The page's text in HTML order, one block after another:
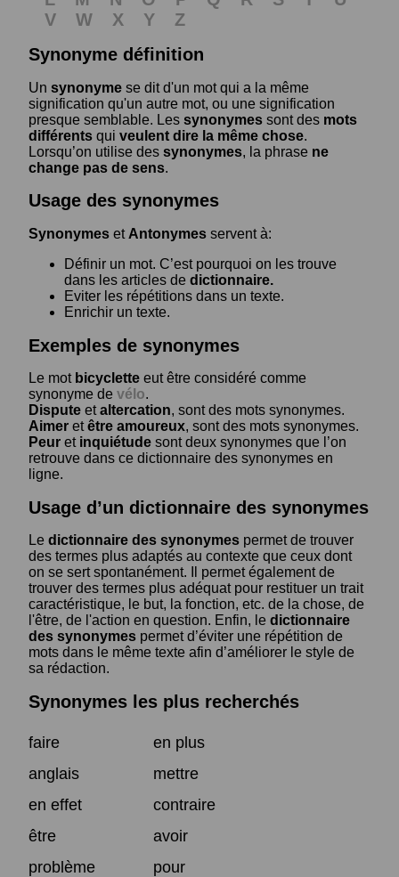
V
W X Y
Z
Synonyme définition
Un synonyme se dit d'un mot qui a la même
signification qu'un autre mot, ou une signification
presque semblable. Les synonymes sont des mots
différents qui veulent dire la même chose.
Lorsqu’on utilise des synonymes, la phrase ne
change pas de sens.
Usage des synonymes
Synonymes et Antonymes servent à:
Définir un mot. C’est pourquoi on les trouve
dans les articles de dictionnaire.
Eviter les répétitions dans un texte.
Enrichir un texte.
Exemples de synonymes
Le mot bicyclette eut être considéré comme
synonyme de vélo.
Dispute etaltercation, sont des mots synonymes.
Aimer etêtre amoureux, sont des mots synonymes.
Peur et inquiétude sont deux synonymes que l’on
retrouve dans ce dictionnaire des synonymes en
ligne.
Usage d’un dictionnaire des synonymes
Le dictionnaire des synonymes permet de trouver
des termes plus adaptés au contexte que ceux dont
on se sert spontanément. Il permet également de
trouver des termes plus adéquat pour restituer un trait
caractéristique, le but, la fonction, etc. de la chose, de
l'être, de l'action en question. Enfin, le dictionnaire
des synonymes permet d’éviter une répétition de
mots dans le même texte afin d’améliorer le style de
sa rédaction.
Synonymes les plus recherchés
faire
en plus
anglais
mettre
en effet
contraire
être
avoir
problème
pour